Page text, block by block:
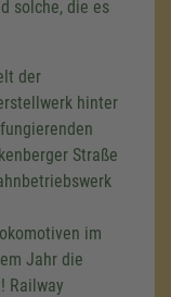
solche, die es
der
hinter
Straße
im
Jahr die
Railway